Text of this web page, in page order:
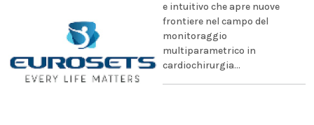
e intuitivo che apre nuove
frontiere nel campo del
monitoraggio
multiparametrico in
cardiochirurgia...